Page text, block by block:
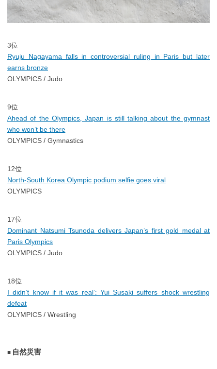
3位
Ryuju Nagayama falls in controversial ruling in Paris but later
earns bronze
OLYMPICS / Judo
9位
Ahead of the Olympics, Japan is still talking about the gymnast
who won’t be there
OLYMPICS / Gymnastics
12位
North-South Korea Olympic podium selfie goes viral
OLYMPICS
17位
Dominant Natsumi Tsunoda delivers Japan’s first gold medal at
Paris Olympics
OLYMPICS / Judo
18位
I didn’t know if it was real’: Yui Susaki suffers shock wrestling
defeat
OLYMPICS / Wrestling
自然災害